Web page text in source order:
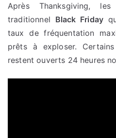
Après Thanksgiving,
traditionnel Black Friday
taux de fréquentation
prêts à exploser.
restent ouverts 24 heures